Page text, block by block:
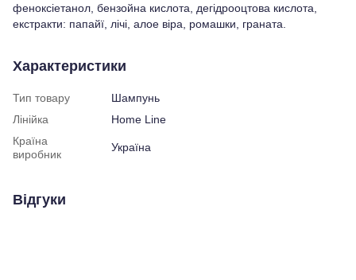
феноксіетанол, бензойна кислота, дегідрооцтова кислота,
екстракти: папайї, лічі, алое віра, ромашки, граната.
Характеристики
Тип товару
Шампунь
Лінійка
Home Line
Країна
виробник
Україна
Відгуки